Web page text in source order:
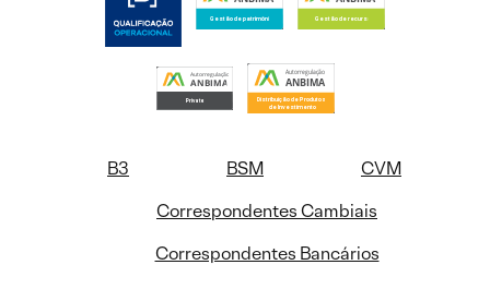
B3 BSM
CVM
Correspondentes Cambiais
Correspondentes Bancários